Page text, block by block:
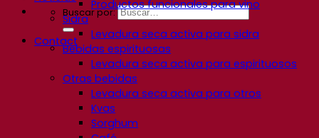
Buscar por:
Contact
Productos funcionales para vino
Sidra
Levadura seca activa para sidra
Bebidas espirituosas
Levadura seca activa para espirituosos
Otras bebidas
Levadura seca activa para otros
Kvas
Sorghum